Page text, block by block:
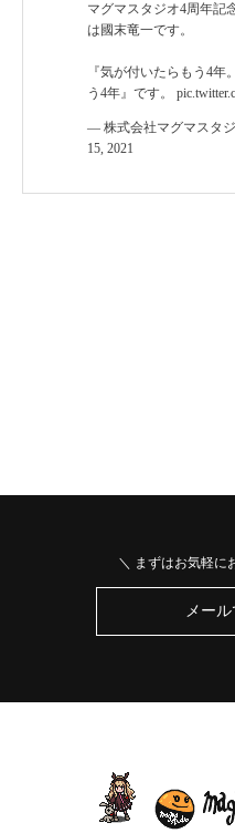
マグマスタジオ4周年記
は國末竜一です。
『気が付いたらもう4年
う4年』です。
— 株式会社マグマスタジ
15, 2021
＼ まずはお気軽に
メー